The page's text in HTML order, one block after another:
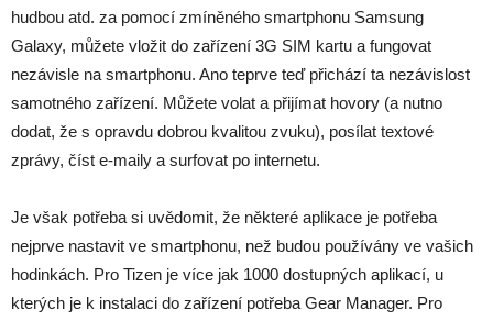
hudbou atd. za pomocí zmíněného smartphonu Samsung
Galaxy, můžete vložit do zařízení 3G SIM kartu a fungovat
nezávisle na smartphonu. Ano teprve teď přichází ta nezávislost
samotného zařízení. Můžete volat a přijímat hovory (a nutno
dodat, že s opravdu dobrou kvalitou zvuku), posílat textové
zprávy, číst e-maily a surfovat po internetu.
Je však potřeba si uvědomit, že některé aplikace je potřeba
nejprve nastavit ve smartphonu, než budou používány ve vašich
hodinkách. Pro Tizen je více jak 1000 dostupných aplikací, u
kterých je k instalaci do zařízení potřeba Gear Manager. Pro